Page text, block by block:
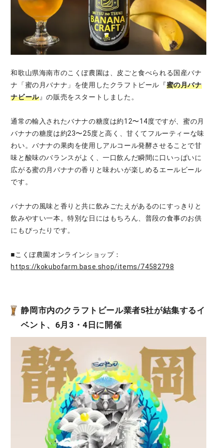
和歌山県海南市のこくぼ農園は、皮ごと食べられる国産バナ
ナ「蜜の月バナナ」を使用したクラフトビール『蜜の月バナ
ナビール』の販売をスタートしました。
通常の輸⼊されたバナナの糖度は約12〜14度ですが、蜜の⽉
バナナの糖度は約23〜25度と⾼く、⽢くてフルーティーな味
わい。バナナの果⾁を使用しアルコール発酵させることで⽢
味と酸味のバランスがよく、⼀⼝飲んだ瞬間に⼝いっぱいに
広がる蜜の⽉バナナの⾹りと味わいが楽しめるエールビール
です。
バナナの風味と香りと共に飲みごたえがあるのにすっきりと
飲みやすい一本。特別な日にはもちろん、普段の食事のお供
にもぴったりです。
■こくぼ農園オンラインショップ：
https://kokubofarm.base.shop/items/74582798
静岡市内のクラフトビール業者5社が結集するイ
ベント、6月3・4日に開催